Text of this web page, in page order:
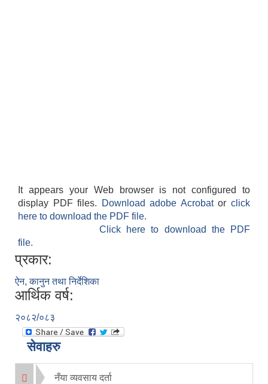
It appears your Web browser is not configured to
display PDF files.
Download adobe Acrobatorclick
here to download the PDF file.
Click here to download the PDF
file.
प्रकार:
ऐन, कानुन तथा निर्देशिका
आर्थिक वर्ष:
२०८२/०८३
सेवाहरु
नँया व्यवसाय दर्ता